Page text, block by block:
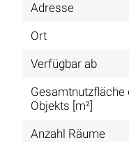
Adresse
Ort
Verfügbar ab
Gesamtnutzfläche
Objekts [m²]
Anzahl Räume